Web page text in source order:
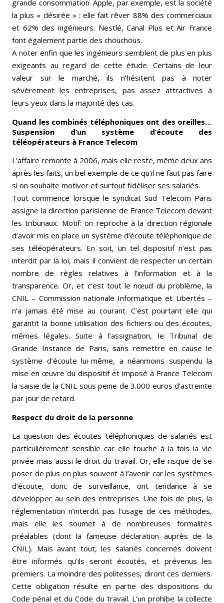
grande consommation. Apple, par exemple, est la société
la plus « désirée » : elle fait rêver 88% des commerciaux
et 62% des ingénieurs. Nestlé, Canal Plus et Air France
font également partie des chouchous.
A noter enfin que les ingénieurs semblent de plus en plus
exigeants au regard de cette étude. Certains de leur
valeur sur le marché, ils n’hésitent pas à noter
sévèrement les entreprises, pas assez attractives à
leurs yeux dans la majorité des cas.
Quand les combinés téléphoniques ont des oreilles…
Suspension d’un système d’écoute des
téléopérateurs à France Telecom
L’affaire remonte à 2006, mais elle reste, même deux ans
après les faits, un bel exemple de ce qu’il ne faut pas faire
si on souhaite motiver et surtout fidéliser ses salariés.
Tout commence lorsque le syndicat Sud Telecom Paris
assigne la direction parisienne de France Telecom devant
les tribunaux. Motif: on reproche à la direction régionale
d’avoir mis en place un système d’écoute téléphonique de
ses téléopérateurs. En soit, un tel dispositif n’est pas
interdit par la loi, mais il convient de respecter un certain
nombre de règles relatives à l’information et à la
transparence. Or, et c’est tout le nœud du problème, la
CNIL – Commission nationale Informatique et Libertés –
n’a jamais été mise au courant. C’est pourtant elle qui
garantit la bonne utilisation des fichiers ou des écoutes,
mêmes légales. Suite à l’assignation, le Tribunal de
Grande Instance de Paris, sans remettre en cause le
système d’écoute lui-même, a néanmoins suspendu la
mise en œuvre du dispositif et imposé à France Telecom
la saisie de la CNIL sous peine de 3.000 euros d’astreinte
par jour de retard.
Respect du droit de la personne
La question des écoutes téléphoniques de salariés est
particulièrement sensible car elle touche à la fois la vie
privée mais aussi le droit du travail. Or, elle risque de se
poser de plus en plus souvent à l’avenir car les systèmes
d’écoute, donc de surveillance, ont tendance à se
développer au sein des entreprises. Une fois de plus, la
réglementation n’interdit pas l’usage de ces méthodes,
mais elle les soumet à de nombreuses formalités
préalables (dont la fameuse déclaration auprès de la
CNIL). Mais avant tout, les salariés concernés doivent
être informés qu’ils seront écoutés, et prévenus les
premiers. La moindre des politesses, diront ces derniers.
Cette obligation résulte en partie des dispositions du
Code pénal et du Code du travail. L’un prohibe la collecte